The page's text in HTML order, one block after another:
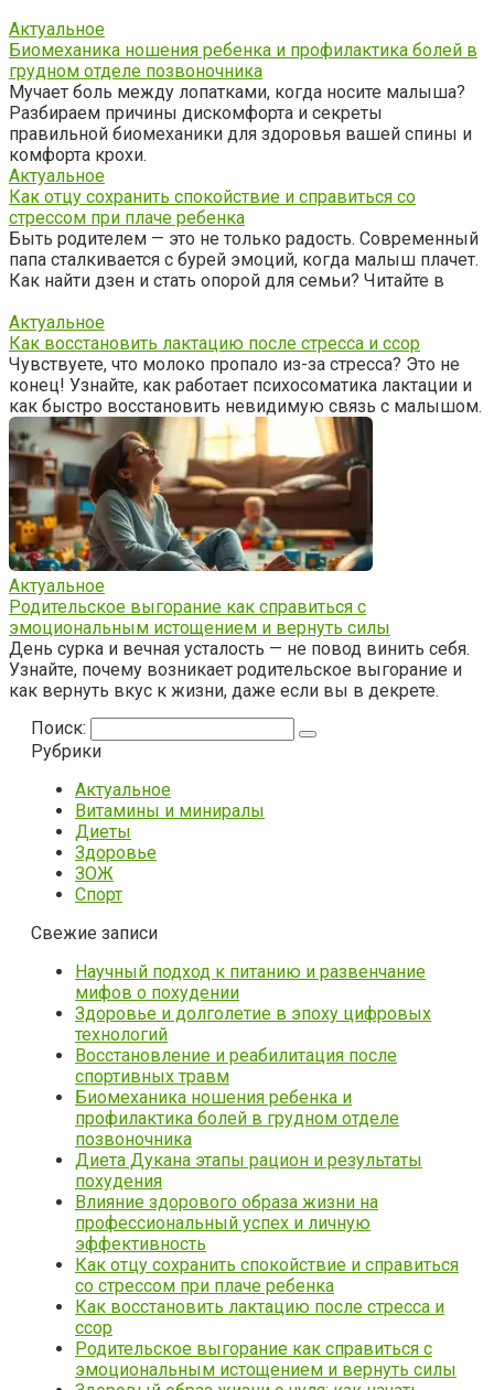
Актуальное
Биомеханика ношения ребенка и профилактика болей в
грудном отделе позвоночника
Мучает боль между лопатками, когда носите малыша?
Разбираем причины дискомфорта и секреты
правильной биомеханики для здоровья вашей спины и
комфорта крохи.
Актуальное
Как отцу сохранить спокойствие и справиться со
стрессом при плаче ребенка
Быть родителем — это не только радость. Современный
папа сталкивается с бурей эмоций, когда малыш плачет.
Как найти дзен и стать опорой для семьи? Читайте в
Актуальное
Как восстановить лактацию после стресса и ссор
Чувствуете, что молоко пропало из-за стресса? Это не
конец! Узнайте, как работает психосоматика лактации и
как быстро восстановить невидимую связь с малышом.
Актуальное
Родительское выгорание как справиться с
эмоциональным истощением и вернуть силы
День сурка и вечная усталость — не повод винить себя.
Узнайте, почему возникает родительское выгорание и
как вернуть вкус к жизни, даже если вы в декрете.
Поиск:
Рубрики
Актуальное
Витамины и миниралы
Диеты
Здоровье
ЗОЖ
Спорт
Свежие записи
Научный подход к питанию и развенчание
мифов о похудении
Здоровье и долголетие в эпоху цифровых
технологий
Восстановление и реабилитация после
спортивных травм
Биомеханика ношения ребенка и
профилактика болей в грудном отделе
позвоночника
Диета Дукана этапы рацион и результаты
похудения
Влияние здорового образа жизни на
профессиональный успех и личную
эффективность
Как отцу сохранить спокойствие и справиться
со стрессом при плаче ребенка
Как восстановить лактацию после стресса и
ссор
Родительское выгорание как справиться с
эмоциональным истощением и вернуть силы